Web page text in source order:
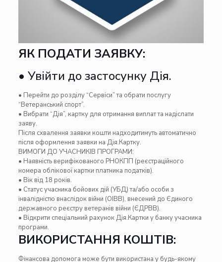
ЯК ПОДАТИ ЗАЯВКУ:
• Увійти до застосунку Дія.
• Перейти до розділу “Сервіси” та обрати послугу
“Ветеранський спорт”.
• Вибрати “Дія”, картку для отримання виплат та надіслати
заяву.
Після схвалення заявки кошти надходитимуть автоматично
після оформлення заявки на Дія.Картку.
ВИМОГИ ДО УЧАСНИКІВ ПРОГРАМИ:
• Наявність верифікованого РНОКПП (реєстраційного
номера облікової картки платника податків).
• Вік від 18 років.
• Статус учасника бойових дій (УБД) та/або особи з
інвалідністю внаслідок війни (ОІВВ), внесений до Єдиного
державного реєстру ветеранів війни (ЄДРВВ).
• Відкрити спеціальний рахунок Дія.Картки у банку учасника
програми.
ВИКОРИСТАННЯ КОШТІВ:
Фінансова допомога може бути використана у будь-якому